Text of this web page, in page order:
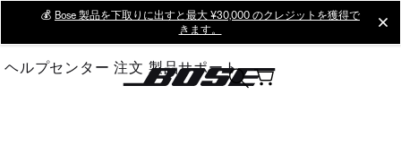
Main
💰 Bose 製品を下取りに出すと最大 ¥30,000 のクレジットを獲得で
きます。
ヘルプセンター 注文 製品サポート